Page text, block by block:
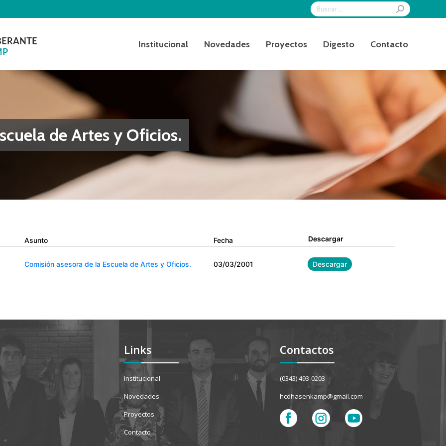
Search:
Institucional Novedades Proyectos Digesto Contacto
de Artes y Oficios.
Asunto Fecha Descargar
Comisión asesora de la Escuela de Artes y Oficios. 03/03/2001 Descargar
Links
Institucional
Novedades
Proyectos
Contacto
Contactos
(0343) 493-0203
hcdhasenkamp@gmail.com